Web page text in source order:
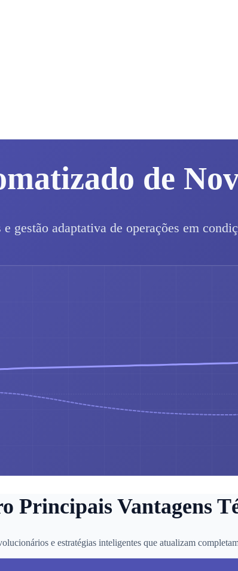
de
gestão adaptativa de operações em
Principais Vantagens
e estratégias inteligentes que atualizam